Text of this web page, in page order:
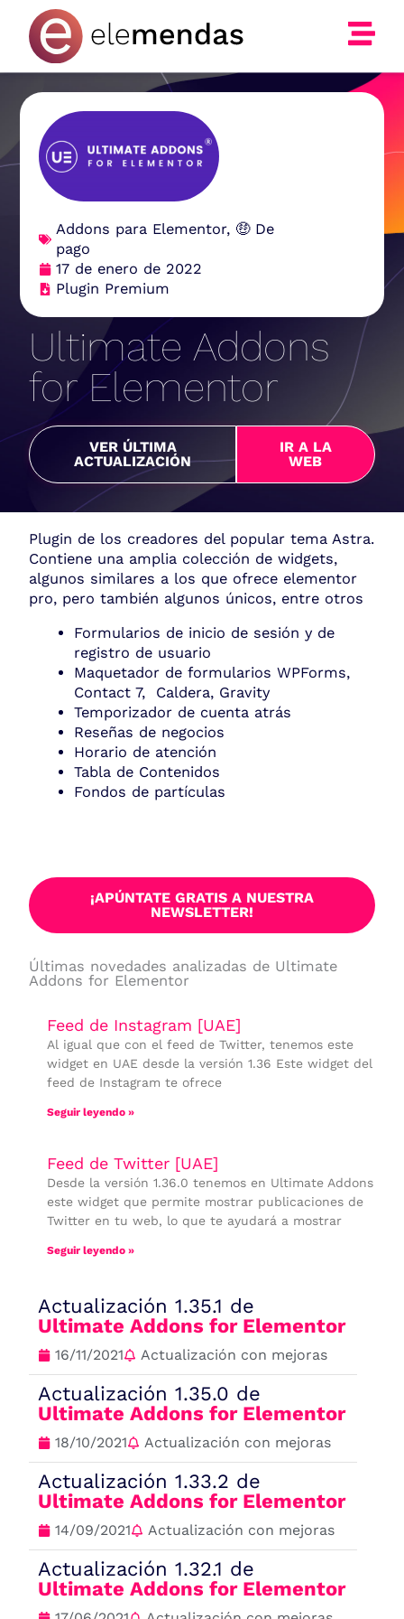
contenido
Addons para Elementor, 🤑 De
pago
17 de enero de 2022
Plugin Premium
Ultimate Addons
for Elementor
VER ÚLTIMA
ACTUALIZACIÓN
IR A LA
WEB
Plugin de los creadores del popular tema Astra.
Contiene una amplia colección de widgets,
algunos similares a los que ofrece elementor
pro, pero también algunos únicos, entre otros
Formularios de inicio de sesión y de
registro de usuario
Maquetador de formularios WPForms,
Contact 7, Caldera, Gravity
Temporizador de cuenta atrás
Reseñas de negocios
Horario de atención
Tabla de Contenidos
Fondos de partículas
¡APÚNTATE GRATIS A NUESTRA
NEWSLETTER!
Últimas novedades analizadas de Ultimate
Addons for Elementor
Feed de Instagram [UAE]
Al igual que con el feed de Twitter, tenemos este
widget en UAE desde la versión 1.36 Este widget del
feed de Instagram te ofrece
Seguir leyendo »
Feed de Twitter [UAE]
Desde la versión 1.36.0 tenemos en Ultimate Addons
este widget que permite mostrar publicaciones de
Twitter en tu web, lo que te ayudará a mostrar
Seguir leyendo »
Actualización 1.35.1 de
Ultimate Addons for Elementor
16/11/2021 Actualización con mejoras
Actualización 1.35.0 de
Ultimate Addons for Elementor
18/10/2021 Actualización con mejoras
Actualización 1.33.2 de
Ultimate Addons for Elementor
14/09/2021 Actualización con mejoras
Actualización 1.32.1 de
Ultimate Addons for Elementor